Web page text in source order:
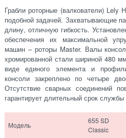
Грабли роторные (валкователи) Lely
подобной задачей. Захватывающие
длину, отличную гибкость.
обеспечения их максимальной
машин – роторы Master. Валы
хромированной стали шириной 480
виде единого элемента и
консоли закреплено по четыре
Отсутствие сварных соединений
гарантирует длительный срок службы
Модель
655 SD
Classic